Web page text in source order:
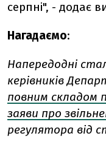
серпні", - додає
Нагадаємо:
Напередодні
керівників
повним складом
заяви про
регулятора від